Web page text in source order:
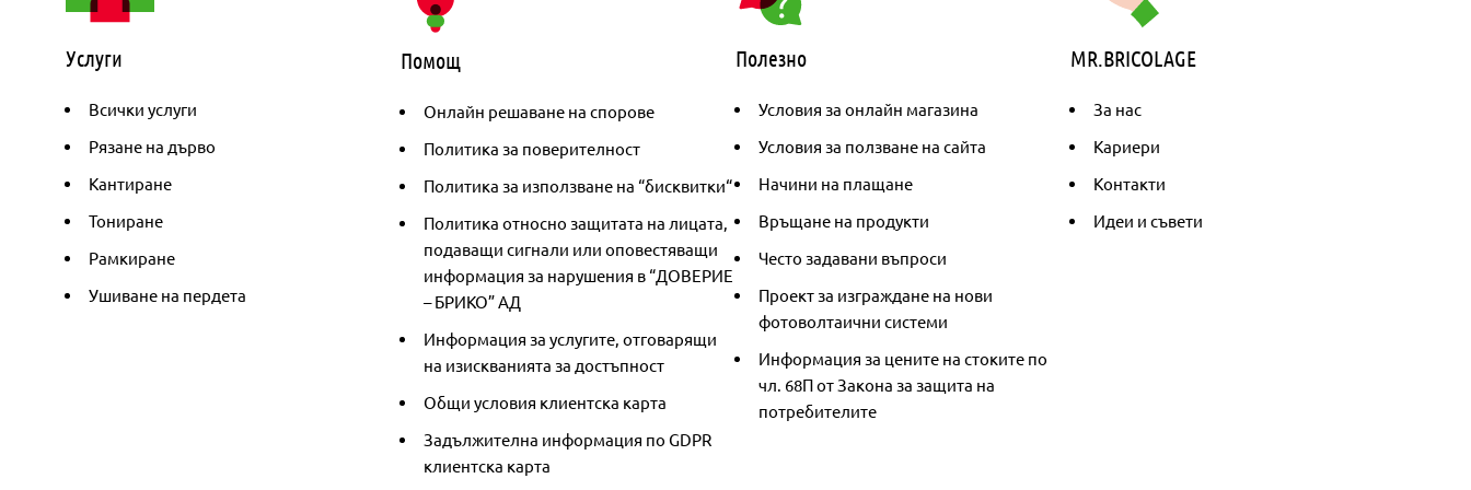
Услуги
Всички услуги
Рязане на дърво
Кантиране
Тониране
Рамкиране
Ушиване на пердета
Помощ
Онлайн решаване на спорове
Политика за поверителност
Политика за използване на “бисквитки“
Политика относно защитата на лицата,
подаващи сигнали или оповестяващи
информация за нарушения в “ДОВЕРИЕ
– БРИКО” АД
Информация за услугите, отговарящи
на изискванията за достъпност
Общи условия клиентска карта
Задължителна информация по GDPR
клиентска карта
Полезно
Условия за онлайн магазина
Условия за ползване на сайта
Начини на плащане
Връщане на продукти
Често задавани въпроси
Проект за изграждане на нови
фотоволтаични системи
Информация за цените на стоките по
чл. 68П от Закона за защита на
потребителите
MR.BRICOLAGE
За нас
Кариери
Контакти
Идеи и съвети